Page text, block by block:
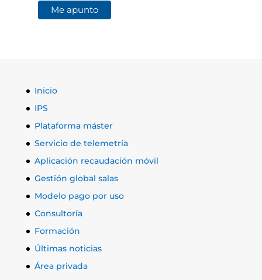
Inicio
IPS
Plataforma máster
Servicio de telemetría
Aplicación recaudación móvil
Gestión global salas
Modelo pago por uso
Consultoría
Formación
Últimas noticias
Área privada